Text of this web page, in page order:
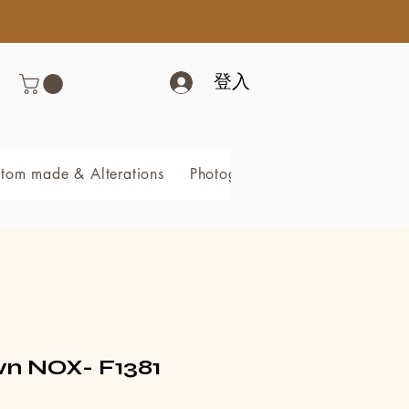
登入
made & Alterations Photography & Video
NOX- F1381